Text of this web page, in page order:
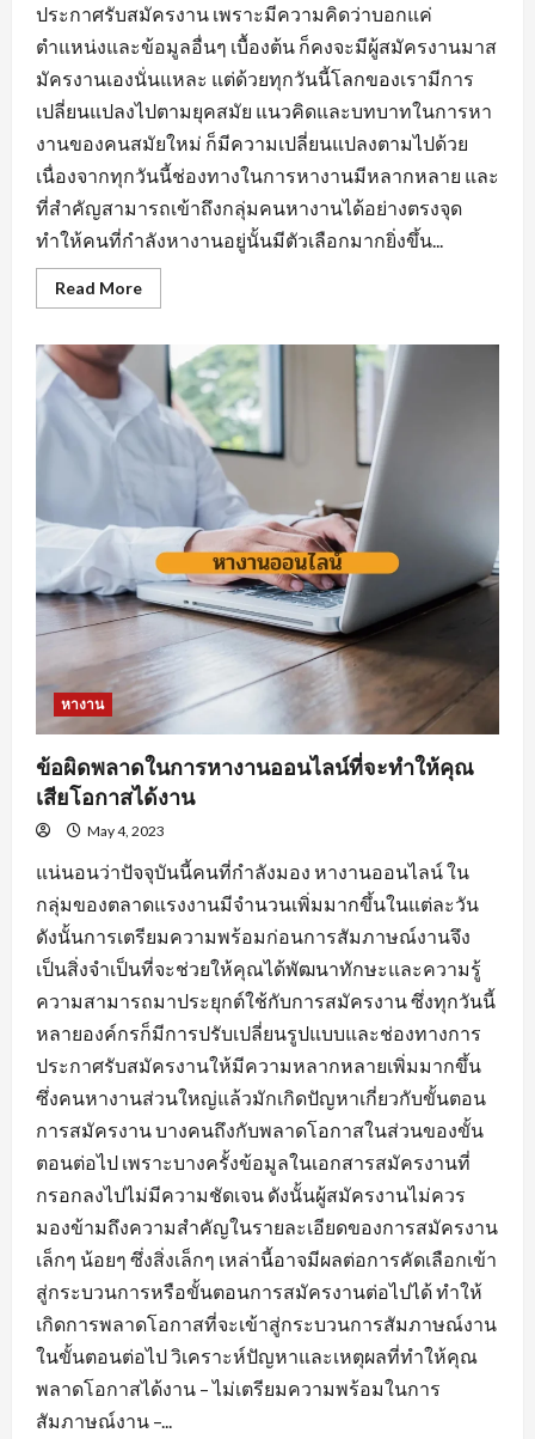
ประกาศรับสมัครงาน เพราะมีความคิดว่าบอกแค่
ตำแหน่งและข้อมูลอื่นๆ เบื้องต้น ก็คงจะมีผู้สมัครงานมาส
มัครงานเองนั่นแหละ แต่ด้วยทุกวันนี้โลกของเรามีการ
เปลี่ยนแปลงไปตามยุคสมัย แนวคิดและบทบาทในการหา
งานของคนสมัยใหม่ ก็มีความเปลี่ยนแปลงตามไปด้วย
เนื่องจากทุกวันนี้ช่องทางในการหางานมีหลากหลาย และ
ที่สำคัญสามารถเข้าถึงกลุ่มคนหางานได้อย่างตรงจุด
ทำให้คนที่กำลังหางานอยู่นั้นมีตัวเลือกมากยิ่งขึ้น...
Read MoreRead
more
เหล็ก
ของ
การ
หา
งาน
อุตสาหกรรม
หนองแค
ต้อง
มี
หางาน
ข้อผิดพลาดในการหางานออนไลน์ที่จะทำให้คุณ
เสียโอกาสได้งาน
May 4, 2023
แน่นอนว่าปัจจุบันนี้คนที่กำลังมอง หางานออนไลน์ ใน
กลุ่มของตลาดแรงงานมีจำนวนเพิ่มมากขึ้นในแต่ละวัน
ดังนั้นการเตรียมความพร้อมก่อนการสัมภาษณ์งานจึง
เป็นสิ่งจำเป็นที่จะช่วยให้คุณได้พัฒนาทักษะและความรู้
ความสามารถมาประยุกต์ใช้กับการสมัครงาน ซึ่งทุกวันนี้
หลายองค์กรก็มีการปรับเปลี่ยนรูปแบบและช่องทางการ
ประกาศรับสมัครงานให้มีความหลากหลายเพิ่มมากขึ้น
ซึ่งคนหางานส่วนใหญ่แล้วมักเกิดปัญหาเกี่ยวกับขั้นตอน
การสมัครงาน บางคนถึงกับพลาดโอกาสในส่วนของขั้น
ตอนต่อไป เพราะบางครั้งข้อมูลในเอกสารสมัครงานที่
กรอกลงไปไม่มีความชัดเจน ดังนั้นผู้สมัครงานไม่ควร
มองข้ามถึงความสำคัญในรายละเอียดของการสมัครงาน
เล็กๆ น้อยๆ ซึ่งสิ่งเล็กๆ เหล่านี้อาจมีผลต่อการคัดเลือกเข้า
สู่กระบวนการหรือขั้นตอนการสมัครงานต่อไปได้ ทำให้
เกิดการพลาดโอกาสที่จะเข้าสู่กระบวนการสัมภาษณ์งาน
ในขั้นตอนต่อไป วิเคราะห์ปัญหาและเหตุผลที่ทำให้คุณ
พลาดโอกาสได้งาน – ไม่เตรียมความพร้อมในการ
สัมภาษณ์งาน –...